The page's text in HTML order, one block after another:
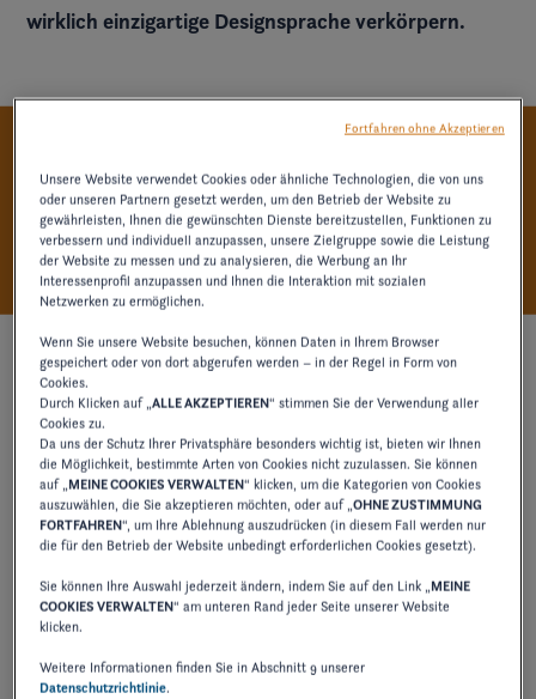
wirklich einzigartige Designsprache verkörpern.
HANDWERKSKUNST TRIFFT
AUF KOMFORT
Unsere Website verwendet Cookies oder ähnliche Technologien, die von uns
oder unseren Partnern gesetzt werden, um den Betrieb der Website zu
gewährleisten, Ihnen die gewünschten Dienste bereitzustellen, Funktionen zu
verbessern und individuell anzupassen, unsere Zielgruppe sowie die Leistung
der Website zu messen und zu analysieren, die Werbung an Ihr
Interessenprofil anzupassen und Ihnen die Interaktion mit sozialen
Netzwerken zu ermöglichen.
Wenn Sie unsere Website besuchen, können Daten in Ihrem Browser
gespeichert oder von dort abgerufen werden – in der Regel in Form von
Cookies.
Durch Klicken auf „ALLE AKZEPTIEREN“ stimmen Sie der Verwendung aller
Cookies zu.
Da uns der Schutz Ihrer Privatsphäre besonders wichtig ist, bieten wir Ihnen
die Möglichkeit, bestimmte Arten von Cookies nicht zuzulassen. Sie können
auf „MEINE COOKIES VERWALTEN“ klicken, um die Kategorien von Cookies
auszuwählen, die Sie akzeptieren möchten, oder auf „OHNE ZUSTIMMUNG
FORTFAHREN“, um Ihre Ablehnung auszudrücken (in diesem Fall werden nur
die für den Betrieb der Website unbedingt erforderlichen Cookies gesetzt).
Sie können Ihre Auswahl jederzeit ändern, indem Sie auf den Link „MEINE
COOKIES VERWALTEN“ am unteren Rand jeder Seite unserer Website
klicken.
Weitere Informationen finden Sie in Abschnitt 9 unserer
Datenschutzrichtlinie.
Fortfahren ohne Akzeptieren